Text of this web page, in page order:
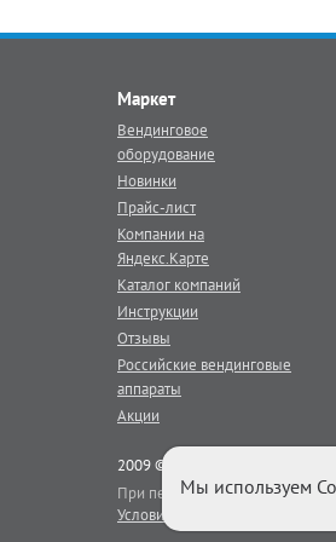
Маркет
Вендинговое
оборудование
Новинки
Прайс-лист
Компании на
Яндекс.Карте
Каталог компаний
Инструкции
Отзывы
Российские вендинговые
аппараты
Акции
2009 © Век Вендинга -
При перепечатке материалов
Условия использования
Мы используем